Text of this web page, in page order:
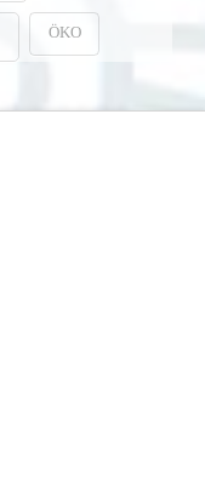
ÖKO